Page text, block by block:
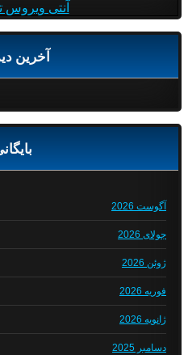
آنتی
آخرین
آگوست 2026
جولای 2026
ژوئن 2026
فوریه 2026
ژانویه 2026
دسامبر 2025